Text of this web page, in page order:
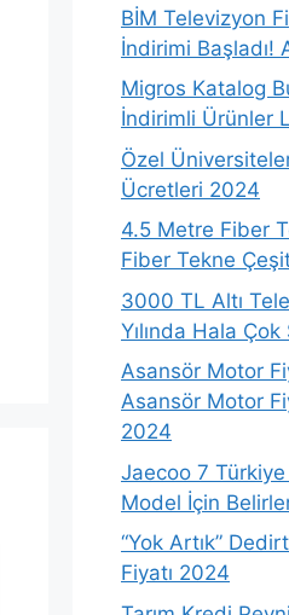
BİM Televizyon
İndirimi Başladı!
Migros Katalog
İndirimli Ürünler
Özel
Ücretleri 2024
4.5 Metre Fiber
Fiber Tekne
3000 TL Altı
Yılında Hala Çok
Asansör Motor
Asansör Motor
2024
Jaecoo 7
Model İçin
“Yok Artık”
Fiyatı 2024